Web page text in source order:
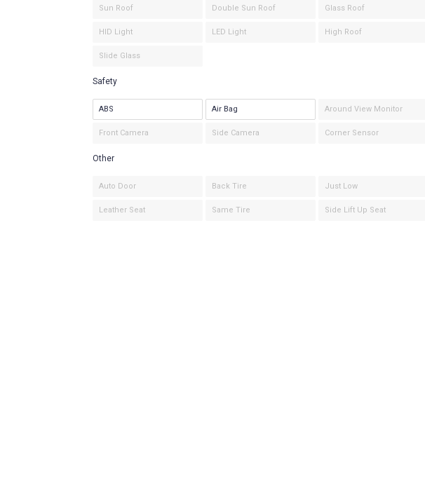
Sun Roof Double Sun Roof Glass Roof
HID Light LED Light High Roof
Slide Glass
Safety
ABS Air Bag Around View Monitor
Front Camera Side Camera Corner Sensor
Other
Auto Door Back Tire Just Low
Leather Seat Same Tire Side Lift Up Seat